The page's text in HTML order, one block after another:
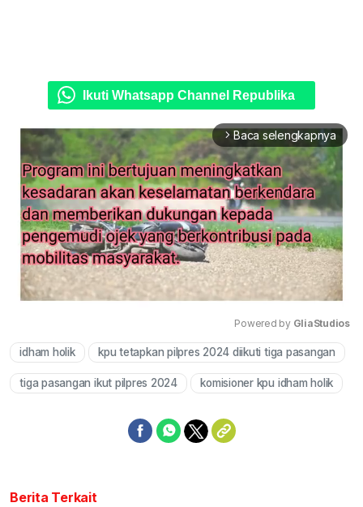
Ikuti Whatsapp Channel Republika
arrow_forward_ios Baca selengkapnya
Mute
Powered by GliaStudios
idham holik kpu tetapkan pilpres 2024 diikuti tiga pasangan
tiga pasangan ikut pilpres 2024 komisioner kpu idham holik
Berita Terkait